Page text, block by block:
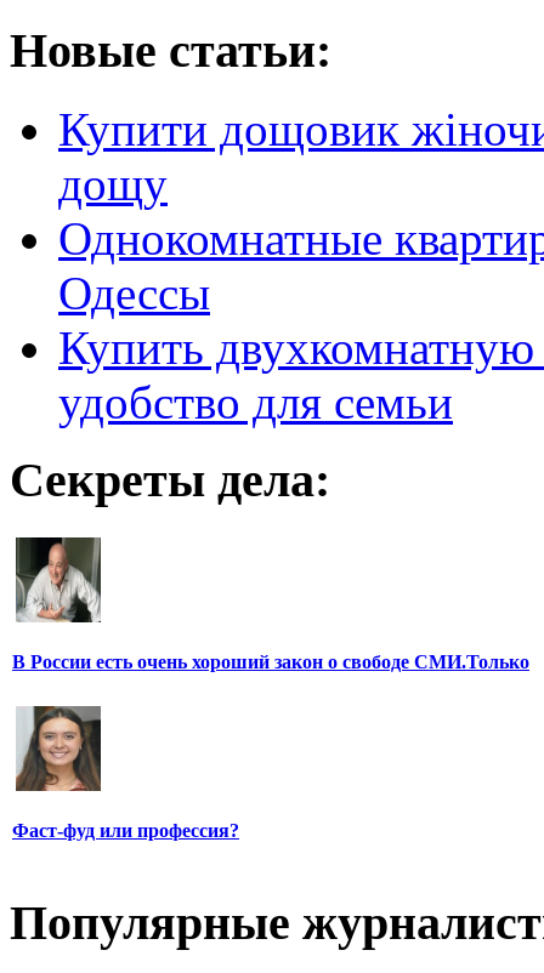
Новые статьи:
Купити дощовик
дощу
Однокомнатные
Одессы
Купить
удобство для семьи
Секреты дела:
В России есть очень хороший закон о свободе СМИ.Только
Фаст-фуд или профессия?
Популярные